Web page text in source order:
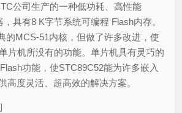
公司生产的一种低功耗、高性能
具有8 K字节系统可编程 Flash内存。
的MCS-51内核，但做了许多改进，使
片机所没有的功能。单片机具有灵巧的
功能，使STC89C52能为许多嵌入
高度灵活、超高效的解决方案。